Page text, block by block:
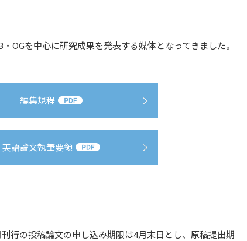
OGを中心に研究成果を発表する媒体となってきました。
編集規程
英語論文執筆要領
行の投稿論文の申し込み期限は4月末日とし、原稿提出期